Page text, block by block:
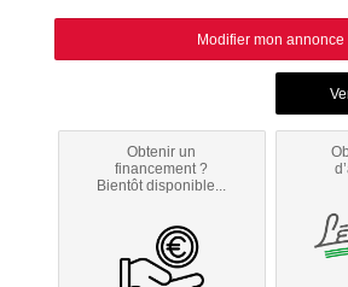
Modifier mon annonce
Obtenir un
financement ?
Bientôt disponible...